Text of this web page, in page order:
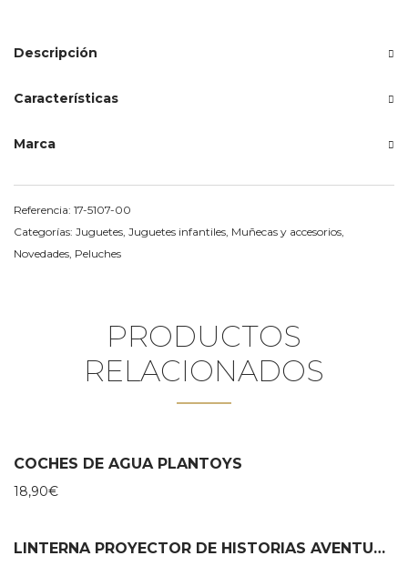
Descripción
Características
Marca
Referencia: 17-5107-00
Categorías: Juguetes Juguetes infantiles Muñecas y accesorios
Novedades Peluches
PRODUCTOS
RELACIONADOS
COCHES DE AGUA PLANTOYS
18,90€
LINTERNA PROYECTOR DE HISTORIAS AVENTURAS DE PAULIE – MOULIN ROTY